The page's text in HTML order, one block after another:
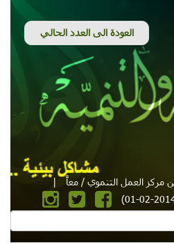
مركز العمل التنموي / معاً
|